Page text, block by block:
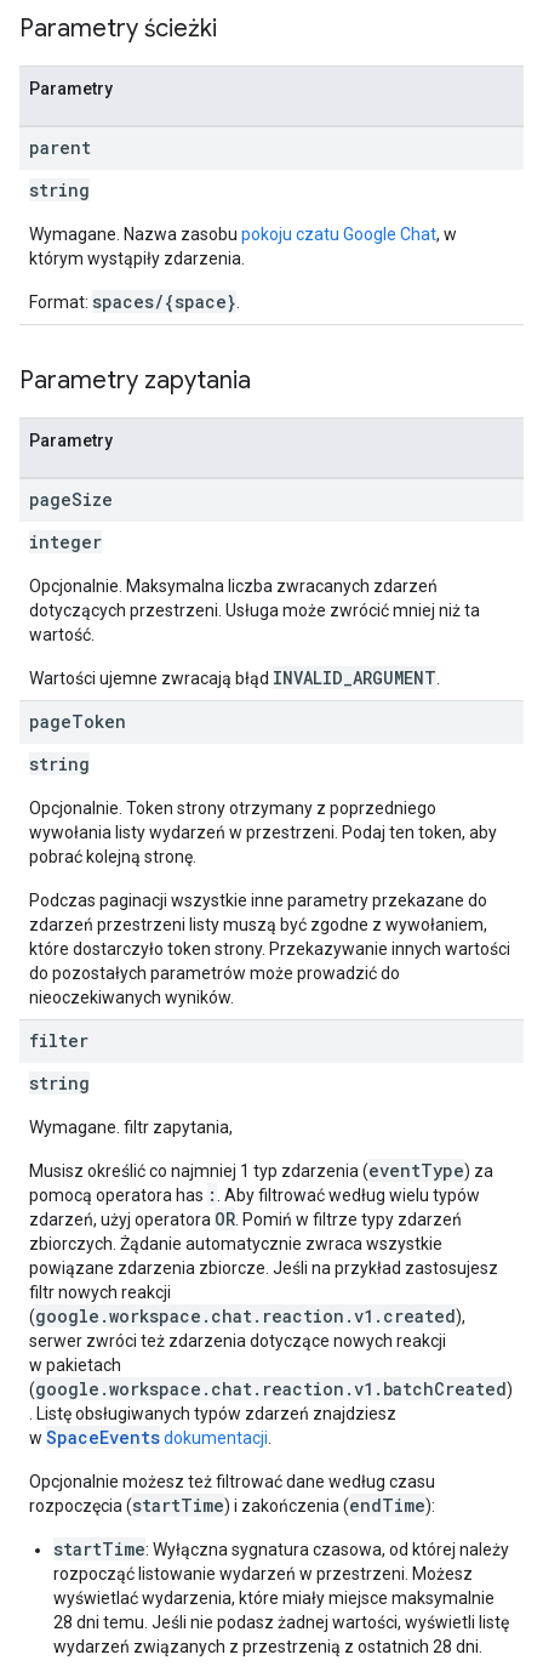
Parametry ścieżki
Parametry
parent
string
Wymagane. Nazwa zasobu pokoju czatu Google Chat, w
którym wystąpiły zdarzenia.
Format: spaces/{space}
Parametry zapytania
Parametry
pageSize
integer
Opcjonalnie. Maksymalna liczba zwracanych zdarzeń
dotyczących przestrzeni. Usługa może zwrócić mniej niż ta
wartość.
Wartości ujemne zwracają błąd INVALID_ARGUMENT
pageToken
string
Opcjonalnie. Token strony otrzymany z poprzedniego
wywołania listy wydarzeń w przestrzeni. Podaj ten token, aby
pobrać kolejną stronę.
Podczas paginacji wszystkie inne parametry przekazane do
zdarzeń przestrzeni listy muszą być zgodne z wywołaniem,
które dostarczyło token strony. Przekazywanie innych wartości
do pozostałych parametrów może prowadzić do
nieoczekiwanych wyników.
filter
string
Wymagane. filtr zapytania,
Musisz określić co najmniej 1 typ zdarzenia (eventType) za
pomocą operatora has : . Aby filtrować według wielu typów
zdarzeń, użyj operatora OR . Pomiń w filtrze typy zdarzeń
zbiorczych. Żądanie automatycznie zwraca wszystkie
powiązane zdarzenia zbiorcze. Jeśli na przykład zastosujesz
filtr nowych reakcji
(google.workspace.chat.reaction.v1.created),
serwer zwróci też zdarzenia dotyczące nowych reakcji
w pakietach
(google.workspace.chat.reaction.v1.batchCreated)
. Listę obsługiwanych typów zdarzeń znajdziesz
w SpaceEventsdokumentacji
Opcjonalnie możesz też filtrować dane według czasu
rozpoczęcia (startTime) i zakończenia (endTime):
startTime: Wyłączna sygnatura czasowa, od której należy
rozpocząć listowanie wydarzeń w przestrzeni. Możesz
wyświetlać wydarzenia, które miały miejsce maksymalnie
28 dni temu. Jeśli nie podasz żadnej wartości, wyświetli listę
wydarzeń związanych z przestrzenią z ostatnich 28 dni.